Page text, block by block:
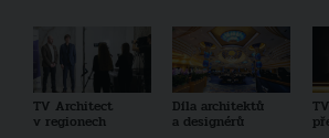
TV Architect
v regionech
Díla architektů
a designérů